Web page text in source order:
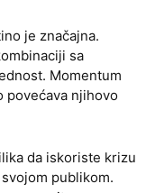
je značajna.
sa
Momentum
povećava njihovo
da iskoriste krizu
publikom.